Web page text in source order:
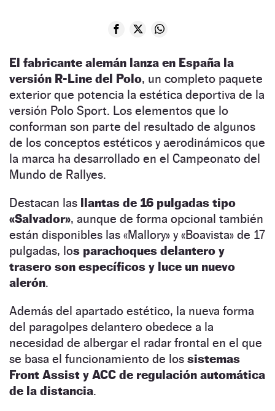
El fabricante alemán lanza en España la
versión R-Line del Polo, un completo paquete
exterior que potencia la estética deportiva de la
versión Polo Sport. Los elementos que lo
conforman son parte del resultado de algunos
de los conceptos estéticos y aerodinámicos que
la marca ha desarrollado en el Campeonato del
Mundo de Rallyes.
Destacan las llantas de 16 pulgadas tipo
«Salvador», aunque de forma opcional también
están disponibles las «Mallory» y «Boavista» de 17
pulgadas, los parachoques delantero y
trasero son específicos y luce un nuevo
alerón.
Además del apartado estético, la nueva forma
del paragolpes delantero obedece a la
necesidad de albergar el radar frontal en el que
se basa el funcionamiento de los sistemas
Front Assist y ACC de regulación automática
de la distancia.